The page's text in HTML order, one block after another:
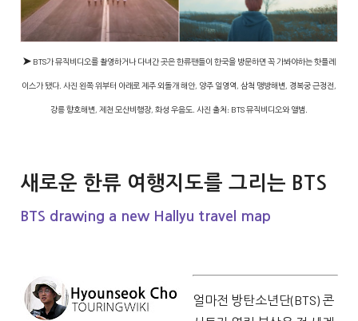
➤ BTS가 뮤직비디오를 촬영하거나 다녀간 곳은 한류팬들이 한국을 방문하면 꼭 가봐야하는 핫플레
이스가 됐다. 사진 왼쪽 위부터 아래로 제주 외돌개 해안, 양주 일영역, 삼척 맹방해변, 경복궁 근정전,
강릉 향호해변, 제천 모산비행장, 화성 우음도. 사진 출처: BTS 뮤직비디오와 앨범.
새로운 한류 여행지도를 그리는 BTS
BTS drawing a new Hallyu travel map
얼마전 방탄소년단(BTS) 콘